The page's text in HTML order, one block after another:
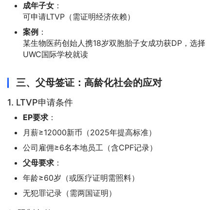
成年子女 ：
可申请LTVP（需证明经济依赖）
案例 ：
某生物医药创始人携18岁双胞胎子女成功获DP，选择
UWC国际学校就读
三、父母签证：高龄化社会的应对
1. LTVP申请条件
EP要求 ：
月薪≥12000新币（2025年提高标准）
公司雇佣≥6名本地员工（含CPF记录）
父母要求 ：
年龄≥60岁（或医疗证明需照料）
无犯罪记录（需两国证明）